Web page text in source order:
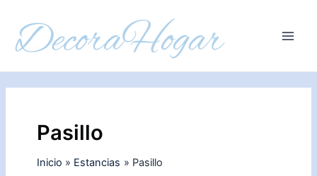
contenido
Pasillo
Inicio Estancias Pasillo